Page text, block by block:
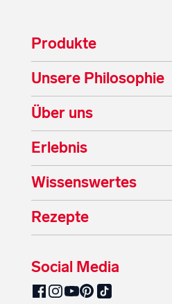
Produkte
Unsere Philosophie
Über uns
Erlebnis
Wissenswertes
Rezepte
Social Media
SalzburgMilch auf
SalzburgMilch auf
SalzburgMilch auf
SalzburgMilch